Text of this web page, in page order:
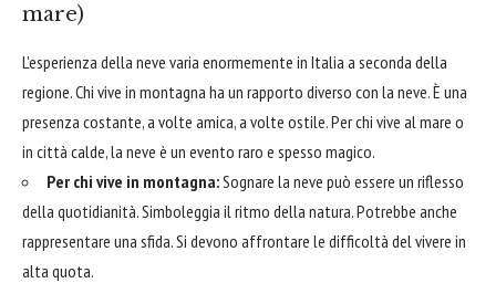
mare)
L'esperienza della neve varia enormemente in Italia a seconda della
regione. Chi vive in montagna ha un rapporto diverso con la neve. È una
presenza costante, a volte amica, a volte ostile. Per chi vive al mare o
in città calde, la neve è un evento raro e spesso magico.
Per chi vive in montagna:Sognare la neve può essere un riflesso
della quotidianità. Simboleggia il ritmo della natura. Potrebbe anche
rappresentare una sfida. Si devono affrontare le difficoltà del vivere in
alta quota.